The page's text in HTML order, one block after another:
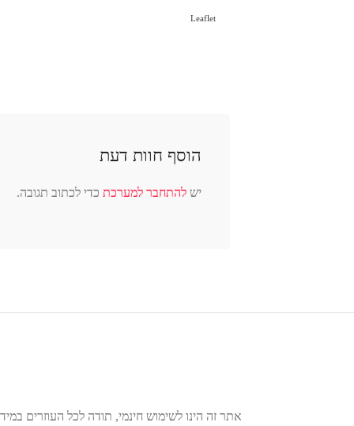
Leaflet
הוסף חוות דעת
יש להתחבר למערכת כדי לכתוב תגובה.
אתר זה הינו לשימוש חינמי, תודה לכל העוזרים